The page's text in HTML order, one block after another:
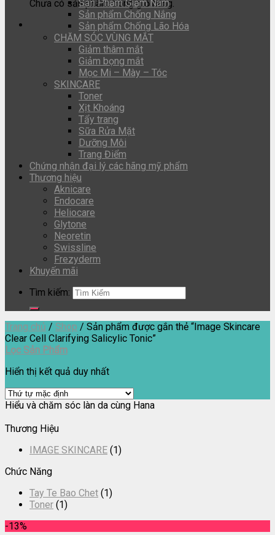
Chưa có sản phẩm trong giỏ hàng.
Sản Phẩm Giảm Nám
Sản phẩm Chống Nắng
Sản phẩm Chống Lão Hóa
CHĂM SÓC VÙNG MẮT
Giảm thâm mắt
Giảm bọng mắt
Mọc Mi – Mày – Tóc
SKINCARE
Toner
Xịt Khoáng
Tẩy trang
Sữa Rửa Mặt
Dưỡng Môi
Trang Điểm
Chứng nhận đại lý các hãng mỹ phẩm
Thương hiệu
Aknicare
Endocare
Heliocare
Glytone
Neoretin
Swissline
Frezyderm
Khuyến mãi
Tìm kiếm:
Trang chủ / Shop / Sản phẩm được gắn thẻ “Image Skincare
Clear Cell Clarifying Salicylic Tonic”
Lọc Sản Phẩm
Hiển thị kết quả duy nhất
Hiểu và chăm sóc làn da cùng Hana
Thương Hiệu
IMAGE SKINCARE (1)
Chức Năng
Tay Te Bao Chet (1)
Toner (1)
-13%